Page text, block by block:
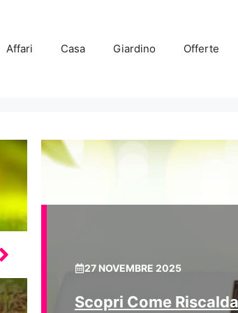
Affari Casa Giardino Offerte
27 NOVEMBRE 2025
Scopri Come